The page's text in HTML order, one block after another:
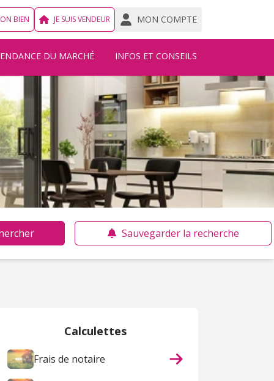
BIEN JE SUIS VENDEUR MON COMPTE
DU MARCHÉ INFOS ET CONSEILS
Sauvegarder la recherche
Calculettes
Frais de notaire